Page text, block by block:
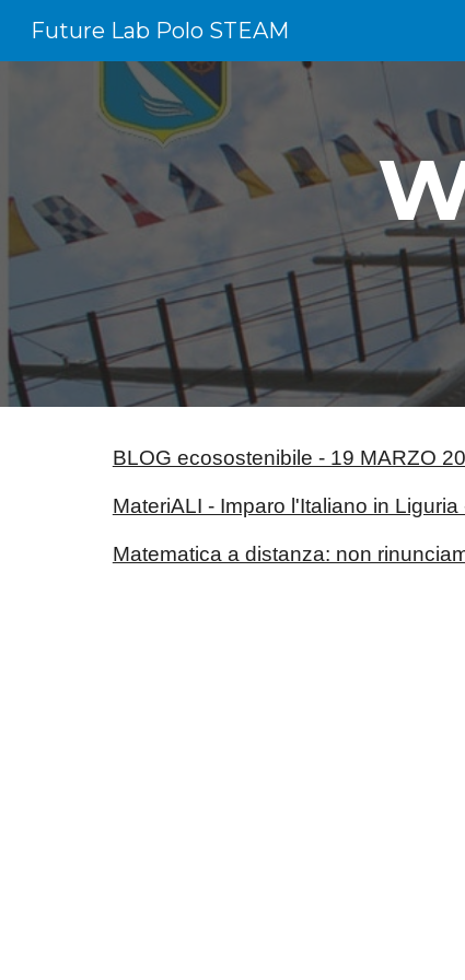
Future Lab Polo STEAM
BLOG ecosostenibile - 19 MARZO
MateriALI - Imparo l'Italiano in
Matematica a distanza: non